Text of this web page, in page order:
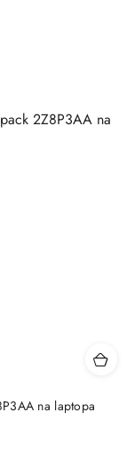
na laptopa